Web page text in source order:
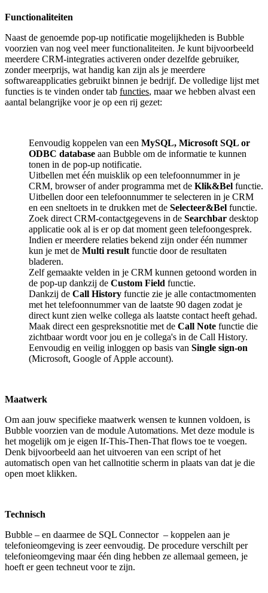
Functionaliteiten
Naast de genoemde pop-up notificatie mogelijkheden is Bubble
voorzien van nog veel meer functionaliteiten. Je kunt bijvoorbeeld
meerdere CRM-integraties activeren onder dezelfde gebruiker,
zonder meerprijs, wat handig kan zijn als je meerdere
softwareapplicaties gebruikt binnen je bedrijf. De volledige lijst met
functies is te vinden onder tab functies, maar we hebben alvast een
aantal belangrijke voor je op een rij gezet:
Eenvoudig koppelen van een MySQL, Microsoft SQL or
ODBC database aan Bubble om de informatie te kunnen
tonen in de pop-up notificatie.
Uitbellen met één muisklik op een telefoonnummer in je
CRM, browser of ander programma met de Klik&Bel functie.
Uitbellen door een telefoonnummer te selecteren in je CRM
en een sneltoets in te drukken met de Selecteer&Bel functie.
Zoek direct CRM-contactgegevens in de Searchbar desktop
applicatie ook al is er op dat moment geen telefoongesprek.
Indien er meerdere relaties bekend zijn onder één nummer
kun je met de Multi result functie door de resultaten
bladeren.
Zelf gemaakte velden in je CRM kunnen getoond worden in
de pop-up dankzij de Custom Field functie.
Dankzij de Call History functie zie je alle contactmomenten
met het telefoonnummer van de laatste 90 dagen zodat je
direct kunt zien welke collega als laatste contact heeft gehad.
Maak direct een gespreksnotitie met de Call Note functie die
zichtbaar wordt voor jou en je collega's in de Call History.
Eenvoudig en veilig inloggen op basis van Single sign-on
(Microsoft, Google of Apple account).
Maatwerk
Om aan jouw specifieke maatwerk wensen te kunnen voldoen, is
Bubble voorzien van de module Automations. Met deze module is
het mogelijk om je eigen If-This-Then-That flows toe te voegen.
Denk bijvoorbeeld aan het uitvoeren van een script of het
automatisch open van het callnotitie scherm in plaats van dat je die
open moet klikken.
Technisch
Bubble – en daarmee de SQL Connector – koppelen aan je
telefonieomgeving is zeer eenvoudig. De procedure verschilt per
telefonieomgeving maar één ding hebben ze allemaal gemeen, je
hoeft er geen techneut voor te zijn.